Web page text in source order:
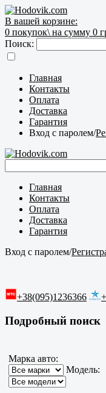
В вашей корзине:
0 покупок\ на сумму 0
Поиск:
Главная
Контакты
Оплата
Доставка
Гарантия
Вход с паролем/
Главная
Контакты
Оплата
Доставка
Гарантия
Вход с паролем/
+38(095)1236366
Подробный поиск
Марка авто:
Модель: